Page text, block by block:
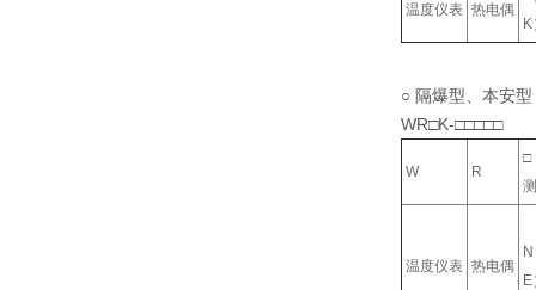
温度仪表 热电偶
○ 隔爆型、本安
WR□K-□□□□□
W R
□
温度仪表 热电偶